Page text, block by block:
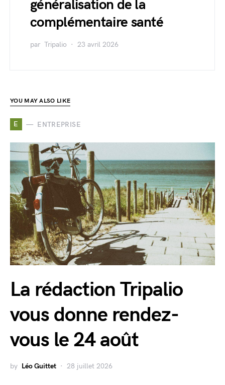
généralisation de la
complémentaire santé
par Tripalio 23 avril 2026
YOU MAY ALSO LIKE
E ENTREPRISE
La rédaction Tripalio
vous donne rendez-
vous le 24 août
by Léo Guittet 28 juillet 2026